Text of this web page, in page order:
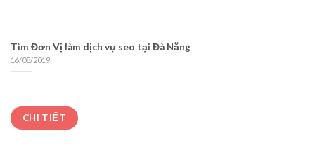
Tìm Đơn Vị làm dịch vụ seo tại Đà Nẵng
16/08/2019
CHI TIẾT